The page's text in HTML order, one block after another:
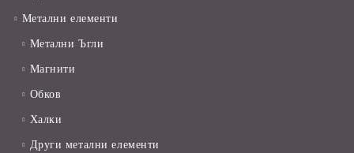
Метални елементи
Метални Ъгли
Магнити
Обков
Халки
Други метални елементи